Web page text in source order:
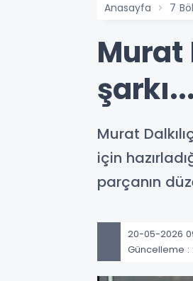
Anasayfa 7
Murat
Murat
için
parçanın
20-05-2026
Güncelleme :